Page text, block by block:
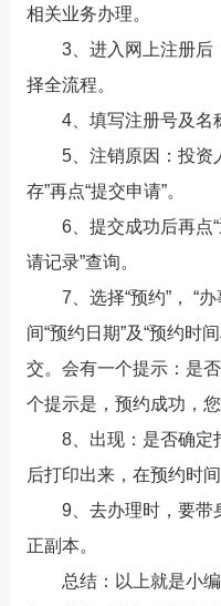
相关业务办理。
3、进入网上注册后
择全流程。
4、填写注册号及名
5、注销原因：投资
存”再点“提交申请”。
6、提交成功后再点
请记录”查询。
7、选择“预约”， “
间“预约日期”及“预约时
交。会有一个提示：是
个提示是，预约成功，
8、出现：是否确定
后打印出来，在预约时间
9、去办理时，要带
正副本。
总结：以上就是小